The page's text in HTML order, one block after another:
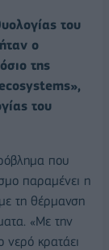
του
ο
της
του
που
παραμένει η
τη θέρμανση
«Με την
νερό κρατάει